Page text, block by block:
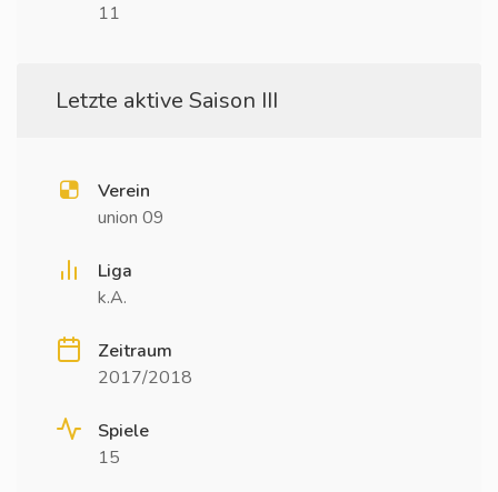
11
Letzte aktive Saison III
Verein
union 09
Liga
k.A.
Zeitraum
2017/2018
Spiele
15